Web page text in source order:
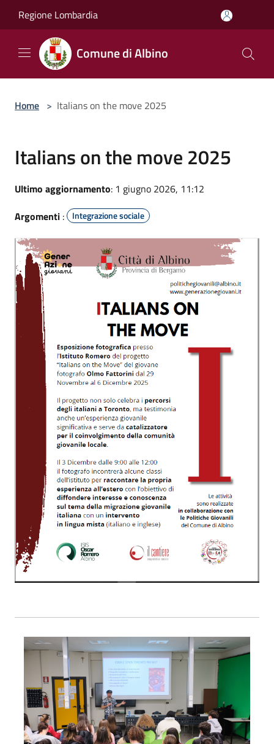
Regione Lombardia
Comune di Albino
Home > Italians on the move 2025
Italians on the move 2025
Ultimo aggiornamento: 1 giugno 2026, 11:12
Argomenti : Integrazione sociale
Foto01